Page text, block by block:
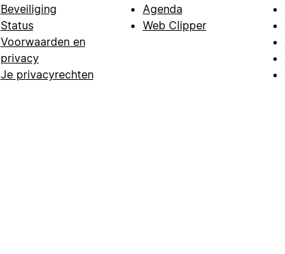
Beveiliging
Status
Voorwaarden en
privacy
Je privacyrechten
Agenda
Web Clipper